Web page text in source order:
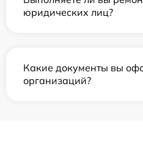
юридических лиц?
Какие документы вы
организаций?